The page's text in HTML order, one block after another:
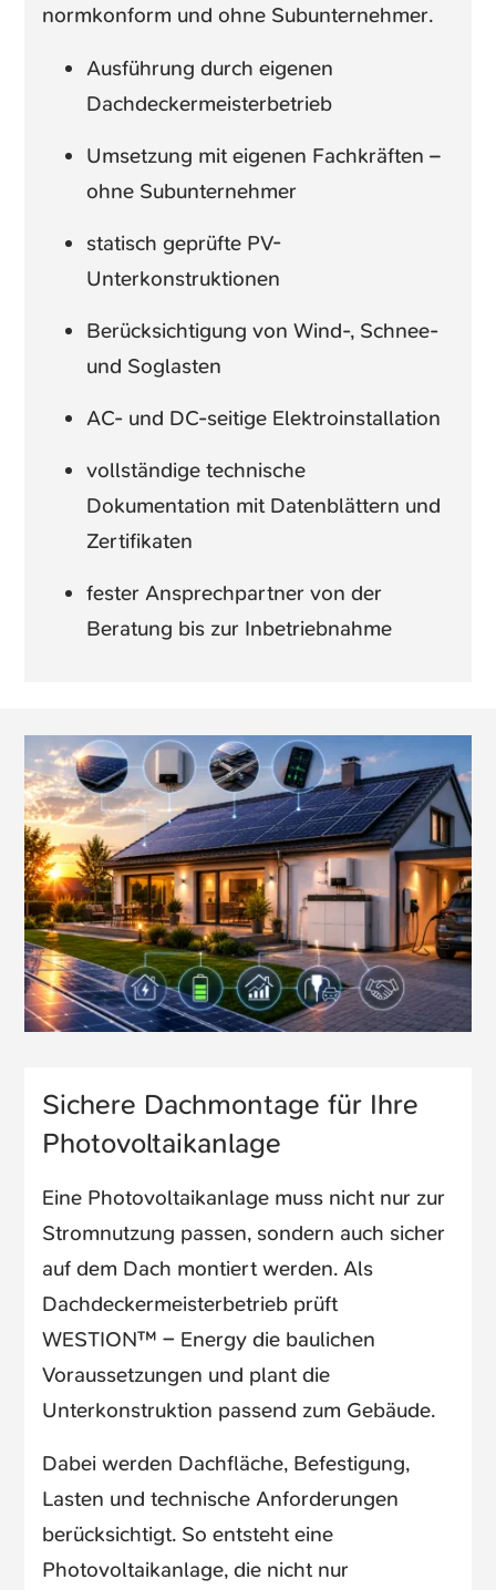
normkonform und ohne Subunternehmer.
Ausführung durch eigenen
Dachdeckermeisterbetrieb
Umsetzung mit eigenen Fachkräften –
ohne Subunternehmer
statisch geprüfte PV-
Unterkonstruktionen
Berücksichtigung von Wind-, Schnee-
und Soglasten
AC- und DC-seitige Elektroinstallation
vollständige technische
Dokumentation mit Datenblättern und
Zertifikaten
fester Ansprechpartner von der
Beratung bis zur Inbetriebnahme
Sichere Dachmontage für Ihre
Photovoltaikanlage
Eine Photovoltaikanlage muss nicht nur zur
Stromnutzung passen, sondern auch sicher
auf dem Dach montiert werden. Als
Dachdeckermeisterbetrieb prüft
WESTION™ – Energy die baulichen
Voraussetzungen und plant die
Unterkonstruktion passend zum Gebäude.
Dabei werden Dachfläche, Befestigung,
Lasten und technische Anforderungen
berücksichtigt. So entsteht eine
Photovoltaikanlage, die nicht nur